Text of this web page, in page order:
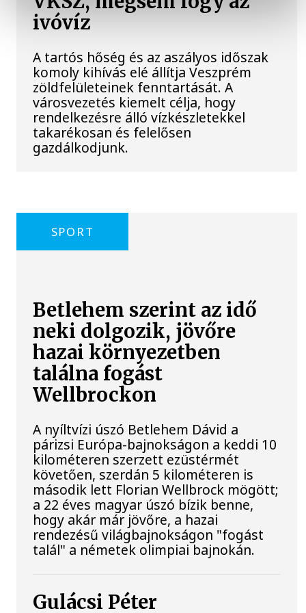
ivóvíz
A tartós hőség és az aszályos időszak
komoly kihívás elé állítja Veszprém
zöldfelületeinek fenntartását. A
városvezetés kiemelt célja, hogy
rendelkezésre álló vízkészletekkel
takarékosan és felelősen
gazdálkodjunk.
SPORT
Betlehem szerint az idő
neki dolgozik, jövőre
hazai környezetben
találna fogást
Wellbrockon
A nyíltvízi úszó Betlehem Dávid a
párizsi Európa-bajnokságon a keddi 10
kilométeren szerzett ezüstérmét
követően, szerdán 5 kilométeren is
második lett Florian Wellbrock mögött;
a 22 éves magyar úszó bízik benne,
hogy akár már jövőre, a hazai
rendezésű világbajnokságon "fogást
talál" a németek olimpiai bajnokán.
Gulácsi Péter